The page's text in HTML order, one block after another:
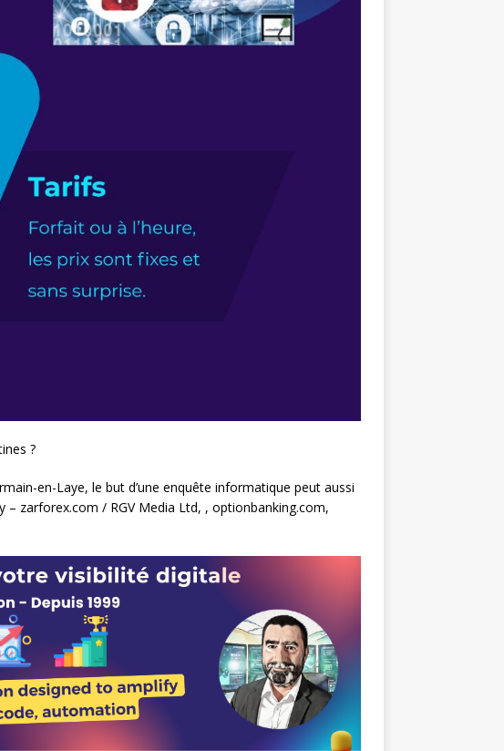
?
en-Laye, le but d’une enquête informatique peut aussi
zarforex.com / RGV Media Ltd, , optionbanking.com,